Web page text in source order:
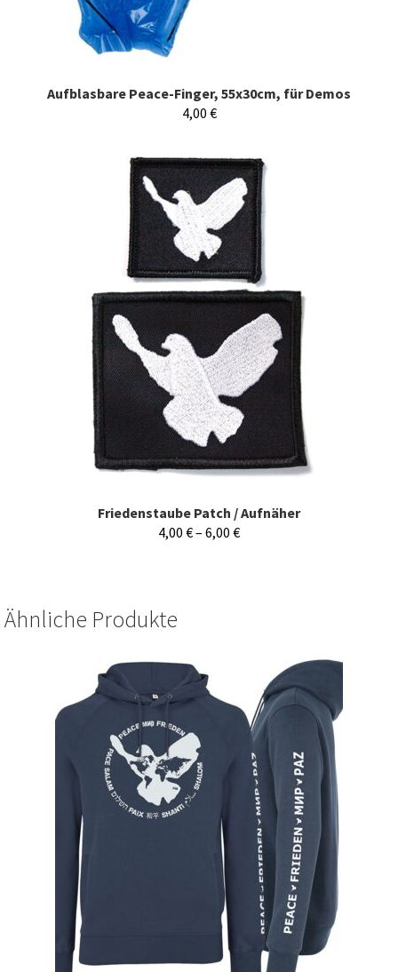
Aufblasbare Peace-Finger, 55x30cm, für Demos
4,00 €
Friedenstaube Patch / Aufnäher
4,00 €– 6,00 €
Ähnliche Produkte